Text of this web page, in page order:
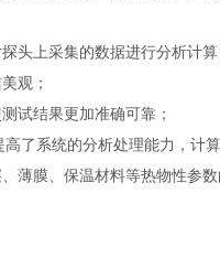
头上采集的数据进行分析计算
观；
试结果更加准确可靠；
了系统的分析处理能力，计
薄膜、保温材料等热物性参数